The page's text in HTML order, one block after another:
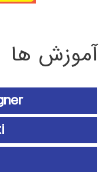
آموزش ها